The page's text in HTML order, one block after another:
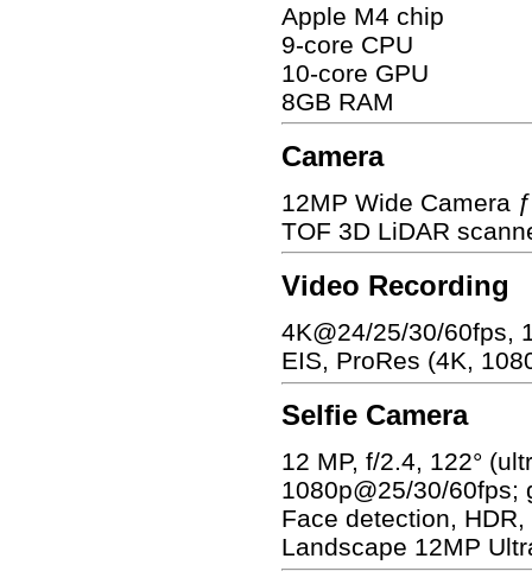
Apple M4 chip
9-core CPU
10-core GPU
8GB RAM
Camera
12MP Wide Camera
TOF 3D LiDAR
Video Recording
4K@24/25/30/60fps,
EIS, ProRes (4K,
Selfie Camera
12 MP, f/2.4, 122°
1080p@25/30/60fps;
Face detection,
Landscape 12MP